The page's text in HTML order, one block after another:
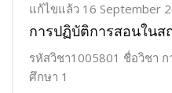
แก้ไขแล้ว 16 September
การปฏิบัติการสอนในส
รหัสวิชา1005801 ชื่อวิชา
ศึกษา 1